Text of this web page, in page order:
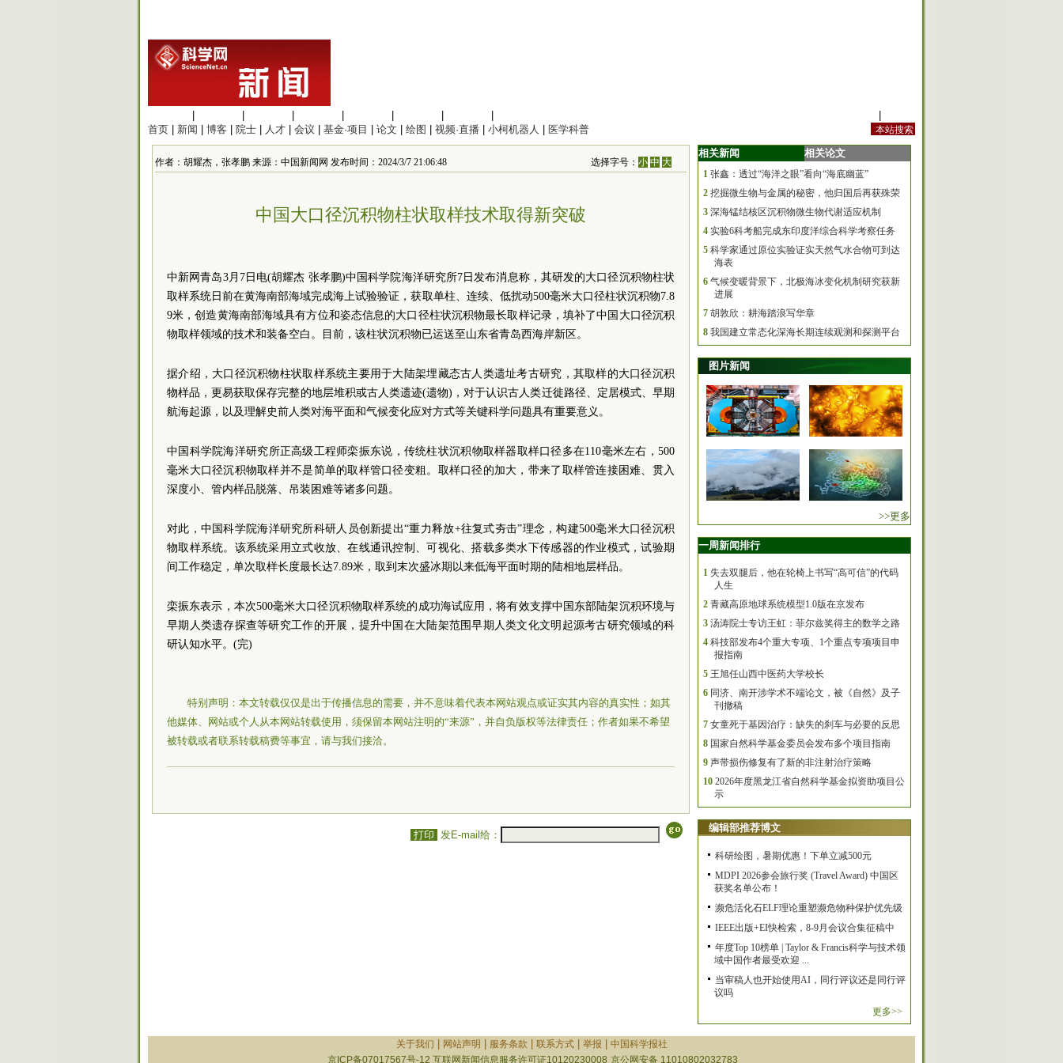
首页
新闻 博客 院士 人才 会议 基金·项目 论文 绘图 视频·直播 小柯机器人 医学科普
作者：胡耀杰，张孝鹏 来源：中国新闻网 发布时间：2024/3/7 21:06:48 选择字号：小 中 大
中国大口径沉积物柱状取样技术取得新突破
中新网青岛3月7日电(胡耀杰 张孝鹏)中国科学院海洋研究所7日发布消息称，其研发的大口径沉积物柱状
取样系统日前在黄海南部海域完成海上试验验证，获取单柱、连续、低扰动500毫米大口径柱状沉积物7.8
9米，创造黄海南部海域具有方位和姿态信息的大口径柱状沉积物最长取样记录，填补了中国大口径沉积
物取样领域的技术和装备空白。目前，该柱状沉积物已运送至山东省青岛西海岸新区。
据介绍，大口径沉积物柱状取样系统主要用于大陆架埋藏态古人类遗址考古研究，其取样的大口径沉积
物样品，更易获取保存完整的地层堆积或古人类遗迹(遗物)，对于认识古人类迁徙路径、定居模式、早期
航海起源，以及理解史前人类对海平面和气候变化应对方式等关键科学问题具有重要意义。
中国科学院海洋研究所正高级工程师栾振东说，传统柱状沉积物取样器取样口径多在110毫米左右，500
毫米大口径沉积物取样并不是简单的取样管口径变粗。取样口径的加大，带来了取样管连接困难、贯入
深度小、管内样品脱落、吊装困难等诸多问题。
对此，中国科学院海洋研究所科研人员创新提出“重力释放+往复式夯击”理念，构建500毫米大口径沉积
物取样系统。该系统采用立式收放、在线通讯控制、可视化、搭载多类水下传感器的作业模式，试验期
间工作稳定，单次取样长度最长达7.89米，取到末次盛冰期以来低海平面时期的陆相地层样品。
栾振东表示，本次500毫米大口径沉积物取样系统的成功海试应用，将有效支撑中国东部陆架沉积环境与
早期人类遗存探查等研究工作的开展，提升中国在大陆架范围早期人类文化文明起源考古研究领域的科
研认知水平。(完)
特别声明：本文转载仅仅是出于传播信息的需要，并不意味着代表本网站观点或证实其内容的真实性；如其
他媒体、网站或个人从本网站转载使用，须保留本网站注明的“来源”，并自负版权等法律责任；作者如果不希望
被转载或者联系转载稿费等事宜，请与我们接洽。
打印 发E-mail给：
相关新闻 相关论文
1 张鑫：透过“海洋之眼”看向“海底幽蓝”
2 挖掘微生物与金属的秘密，他归国后再获殊荣
3 深海锰结核区沉积物微生物代谢适应机制
4 实验6科考船完成东印度洋综合科学考察任务
5 科学家通过原位实验证实天然气水合物可到达
海表
6 气候变暖背景下，北极海冰变化机制研究获新
进展
7 胡敦欣：耕海踏浪写华章
8 我国建立常态化深海长期连续观测和探测平台
图片新闻
>>更多
一周新闻排行
1 失去双腿后，他在轮椅上书写“高可信”的代码
人生
2 青藏高原地球系统模型1.0版在京发布
3 汤涛院士专访王虹：菲尔兹奖得主的数学之路
4 科技部发布4个重大专项、1个重点专项项目申
报指南
5 王旭任山西中医药大学校长
6 同济、南开涉学术不端论文，被《自然》及子
刊撤稿
7 女童死于基因治疗：缺失的刹车与必要的反思
8 国家自然科学基金委员会发布多个项目指南
9 声带损伤修复有了新的非注射治疗策略
10 2026年度黑龙江省自然科学基金拟资助项目公
示
编辑部推荐博文
科研绘图，暑期优惠！下单立减500元
MDPI 2026参会旅行奖 (Travel Award) 中国区
获奖名单公布！
濒危活化石ELF理论重塑濒危物种保护优先级
IEEE出版+EI快检索，8-9月会议合集征稿中
年度Top 10榜单 | Taylor & Francis科学与技术领
域中国作者最受欢迎 ...
当审稿人也开始使用AI，同行评议还是同行评
议吗
更多>>
关于我们 网站声明 服务条款 联系方式| 举报
中国科学报社
京ICP备07017567号-12 互联网新闻信息服务许可证10120230008 京公网安备 11010802032783